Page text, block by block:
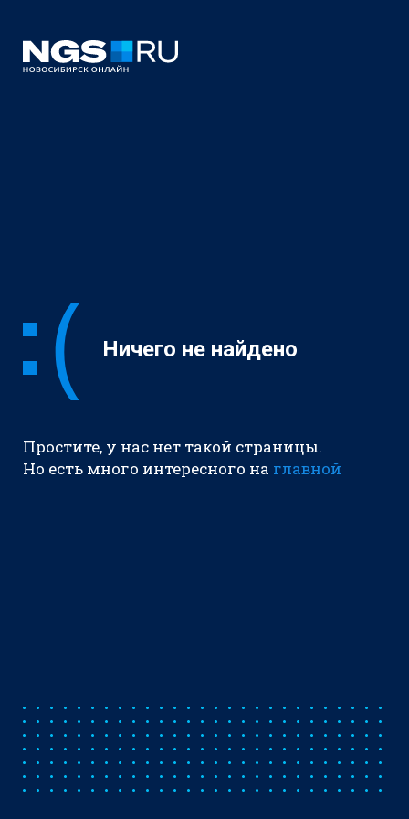
Ничего не найдено
Простите, у нас нет такой страницы.
Но есть много интересного на главной